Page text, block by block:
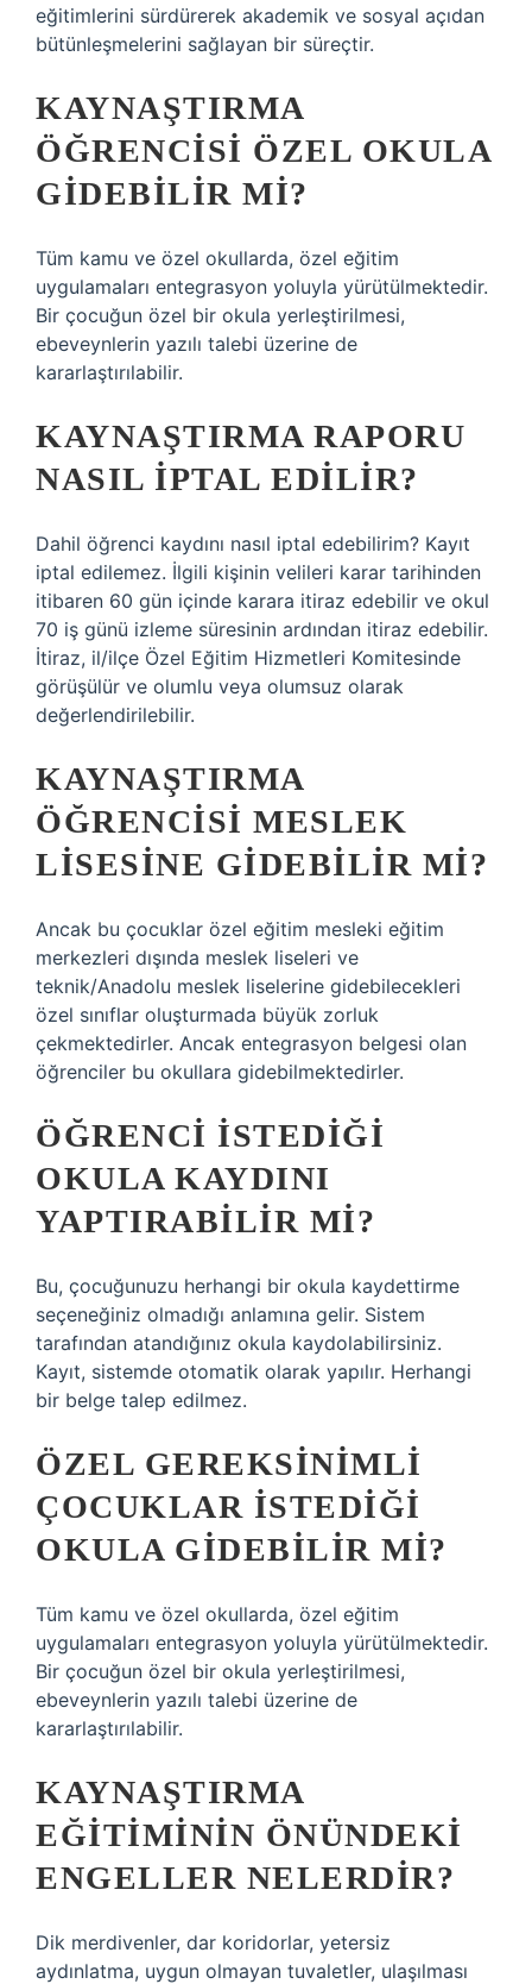
eğitimlerini sürdürerek akademik ve sosyal açıdan
bütünleşmelerini sağlayan bir süreçtir.
KAYNAŞTIRMA
ÖĞRENCISI ÖZEL OKULA
GIDEBILIR MI?
Tüm kamu ve özel okullarda, özel eğitim
uygulamaları entegrasyon yoluyla yürütülmektedir.
Bir çocuğun özel bir okula yerleştirilmesi,
ebeveynlerin yazılı talebi üzerine de
kararlaştırılabilir.
KAYNAŞTIRMA RAPORU
NASIL IPTAL EDILIR?
Dahil öğrenci kaydını nasıl iptal edebilirim? Kayıt
iptal edilemez. İlgili kişinin velileri karar tarihinden
itibaren 60 gün içinde karara itiraz edebilir ve okul
70 iş günü izleme süresinin ardından itiraz edebilir.
İtiraz, il/ilçe Özel Eğitim Hizmetleri Komitesinde
görüşülür ve olumlu veya olumsuz olarak
değerlendirilebilir.
KAYNAŞTIRMA
ÖĞRENCISI MESLEK
LISESINE GIDEBILIR MI?
Ancak bu çocuklar özel eğitim mesleki eğitim
merkezleri dışında meslek liseleri ve
teknik/Anadolu meslek liselerine gidebilecekleri
özel sınıflar oluşturmada büyük zorluk
çekmektedirler. Ancak entegrasyon belgesi olan
öğrenciler bu okullara gidebilmektedirler.
ÖĞRENCI ISTEDIĞI
OKULA KAYDINI
YAPTIRABILIR MI?
Bu, çocuğunuzu herhangi bir okula kaydettirme
seçeneğiniz olmadığı anlamına gelir. Sistem
tarafından atandığınız okula kaydolabilirsiniz.
Kayıt, sistemde otomatik olarak yapılır. Herhangi
bir belge talep edilmez.
ÖZEL GEREKSINIMLI
ÇOCUKLAR ISTEDIĞI
OKULA GIDEBILIR MI?
Tüm kamu ve özel okullarda, özel eğitim
uygulamaları entegrasyon yoluyla yürütülmektedir.
Bir çocuğun özel bir okula yerleştirilmesi,
ebeveynlerin yazılı talebi üzerine de
kararlaştırılabilir.
KAYNAŞTIRMA
EĞITIMININ ÖNÜNDEKI
ENGELLER NELERDIR?
Dik merdivenler, dar koridorlar, yetersiz
aydınlatma, uygun olmayan tuvaletler, ulaşılması